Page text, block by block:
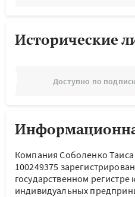
Исторические
Доступно по
Компания Соболенко
100249375
государственном
индивидуальных